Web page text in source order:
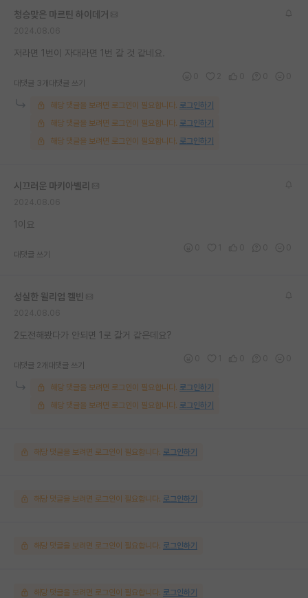
커리어
유학교육
이벤트
반도체 아카데미
청승맞은 마르틴 하이데거
저라면 1번이 자대라면 1번 갈 것 같네요.
대댓글 3개 대댓글 쓰기
해당 댓글을 보려면 로그인이 필요합니다. 로그인하기
해당 댓글을 보려면 로그인이 필요합니다. 로그인하기
해당 댓글을 보려면 로그인이 필요합니다. 로그인하기
시끄러운 마키아벨리
1이요
대댓글 쓰기
성실한 윌리엄 켈빈
2도전해봤다가 안되면 1로 갈거 같은데요?
대댓글 2개 대댓글 쓰기
해당 댓글을 보려면 로그인이 필요합니다. 로그인하기
해당 댓글을 보려면 로그인이 필요합니다. 로그인하기
해당 댓글을 보려면 로그인이 필요합니다. 로그인하기
해당 댓글을 보려면 로그인이 필요합니다. 로그인하기
해당 댓글을 보려면 로그인이 필요합니다. 로그인하기
해당 댓글을 보려면 로그인이 필요합니다. 로그인하기